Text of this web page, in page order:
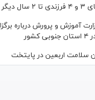
شد
آموزش و پرورش درباره
سلامت اربعین در پایتخت